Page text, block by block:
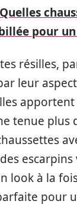
Quelles
pour
résilles,
leur
tenue plus
escarpins
look à la
pour